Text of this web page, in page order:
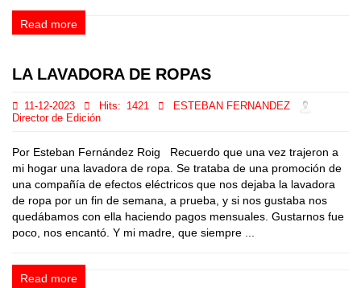
Read more
LA LAVADORA DE ROPAS
11-12-2023 Hits: 1421
ESTEBAN FERNANDEZ
Director de Edición
Por Esteban Fernández Roig Recuerdo que una vez trajeron a
mi hogar una lavadora de ropa. Se trataba de una promoción de
una compañía de efectos eléctricos que nos dejaba la lavadora
de ropa por un fin de semana, a prueba, y si nos gustaba nos
quedábamos con ella haciendo pagos mensuales. Gustarnos fue
poco, nos encantó. Y mi madre, que siempre ...
Read more